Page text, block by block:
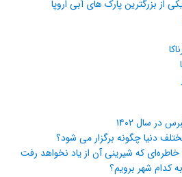
از بزرگترین پارک های آبی اروپا
در سال ۱۴۰۲
دنیا چگونه برگزار می شود؟
که شیرینی آن از یاد نخواهد رفت
کدام شهر برویم؟